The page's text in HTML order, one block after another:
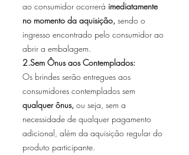
ao consumidor ocorrerá imediatamente
no momento da aquisição, sendo o
ingresso encontrado pelo consumidor ao
abrir a embalagem.
2.Sem Ônus aos Contemplados:
Os brindes serão entregues aos
consumidores contemplados sem
qualquer ônus, ou seja, sem a
necessidade de qualquer pagamento
adicional, além da aquisição regular do
produto participante.